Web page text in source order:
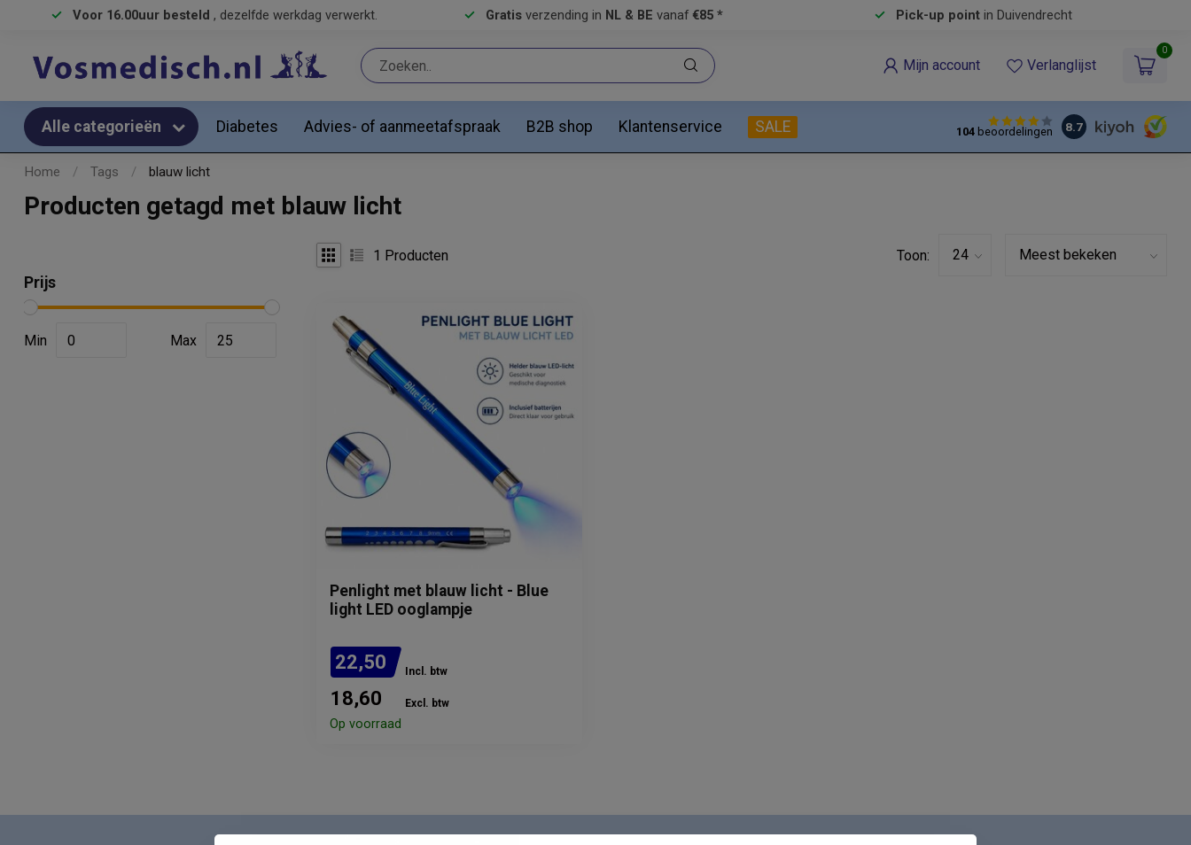
Voor 16.00uur besteld , dezelfde werkdag verwerkt. Gratis verzending in NL & BE vanaf €85 * Pick-up pointin Duivendrecht
Mijn account Verlanglijst
0
Alle categorieën Diabetes Advies- of aanmeetafspraak B2B shop Klantenservice SALE 104beoordelingen 8.7
Home / Tags / blauw licht
Producten getagd met blauw licht
Prijs
Min Max
1 Producten Toon:
Penlight met blauw licht - Blue
light LED ooglampje
22,50 Incl. btw
18,60 Excl. btw
Op voorraad